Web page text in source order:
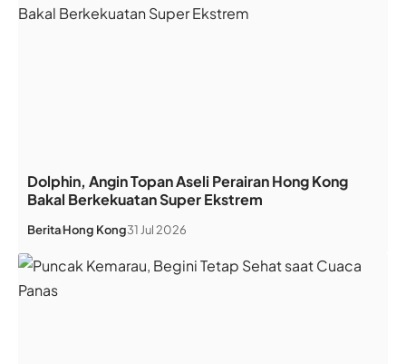
Dolphin, Angin Topan Aseli Perairan Hong Kong
Bakal Berkekuatan Super Ekstrem
BeritaHong Kong31 Jul 2026